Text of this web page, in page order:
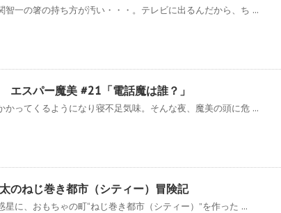
智一の箸の持ち方が汚い・・・。テレビに出るんだから、ち ...
スパー魔美 #21「電話魔は誰？」
かってくるようになり寝不足気味。そんな夜、魔美の頭に危 ...
のねじ巻き都市（シティー）冒険記
に、おもちゃの町“ねじ巻き都市（シティー）”を作った ...